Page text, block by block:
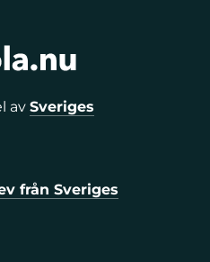
av Sveriges
från Sveriges